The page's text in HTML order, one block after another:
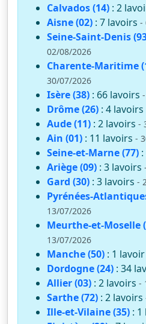
Calvados (14) : 2
Aisne (02) : 7 lavoirs -
Seine-Saint-Denis
02/08/2026
Charente-Maritime
30/07/2026
Isère (38) : 66 lavoirs
Drôme (26) : 4 lavoirs
Aude (11) : 2 lavoirs -
Ain (01) : 11 lavoirs -
Seine-et-Marne (77)
Ariège (09) : 3 lavoirs
Gard (30) : 3 lavoirs -
Pyrénées-
13/07/2026
Meurthe-et-Moselle
13/07/2026
Manche (50) : 1 lavoir
Dordogne (24) : 34
Allier (03) : 2 lavoirs -
Sarthe (72) : 2 lavoirs
Ille-et-Vilaine (35) :